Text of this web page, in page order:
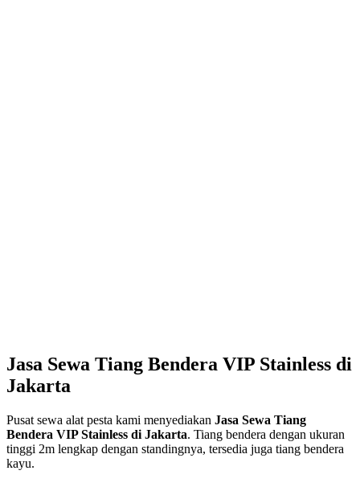
Jasa Sewa Tiang Bendera VIP Stainless di
Jakarta
Pusat sewa alat pesta kami menyediakan Jasa Sewa Tiang
Bendera VIP Stainless di Jakarta. Tiang bendera dengan ukuran
tinggi 2m lengkap dengan standingnya, tersedia juga tiang bendera
kayu.